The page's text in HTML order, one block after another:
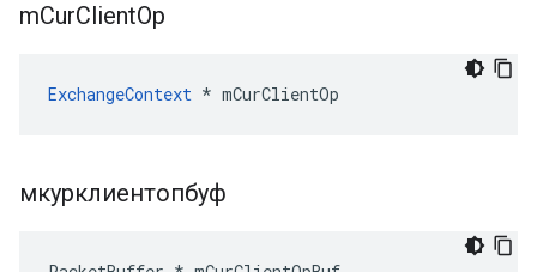
mCurClientOp
ExchangeContext * mCurClientOp
мкурклиентопбуф